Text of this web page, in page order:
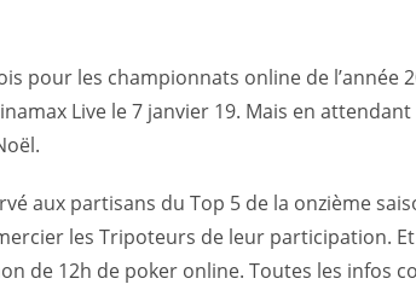
pour les championnats online de l’année
Live le 7 janvier 19. Mais en
aux partisans du Top 5 de la onzième
les Tripoteurs de leur participation.
de 12h de poker online. Toutes les infos